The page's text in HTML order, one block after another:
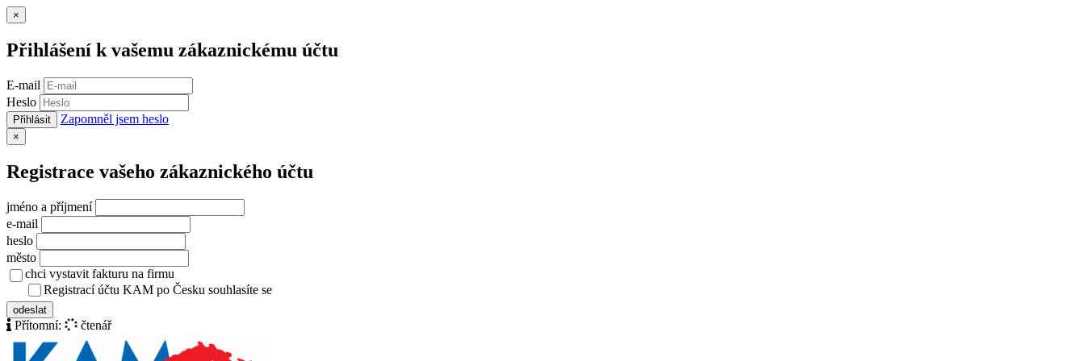
×
Přihlášení k vašemu zákaznickému účtu
E-mail
Heslo
Přihlásit Zapomněl jsem heslo
×
Registrace vašeho zákaznického účtu
jméno a příjmení
e-mail
heslo
město
chci vystavit fakturu na firmu
Registrací účtu KAM po Česku souhlasíte se
odeslat
Přítomní: čtenář